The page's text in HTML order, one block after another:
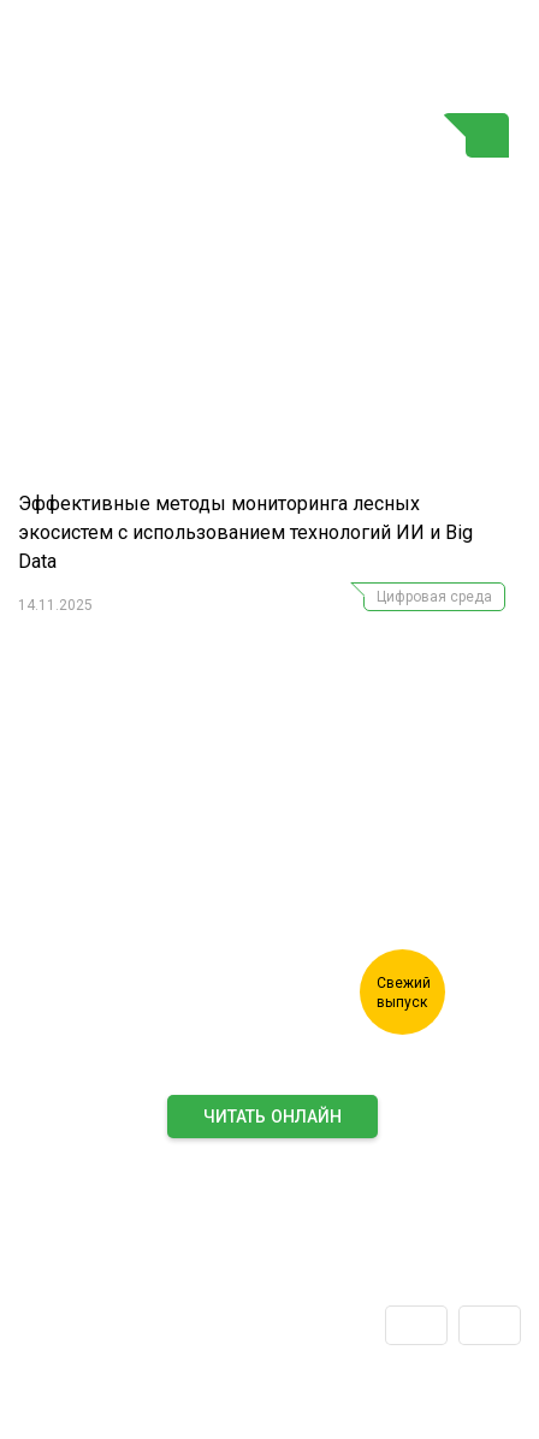
Эффективные методы мониторинга лесных
экосистем с использованием технологий ИИ и Big
Data
14.11.2025
Цифровая среда
ЧИТАТЬ ОНЛАЙН